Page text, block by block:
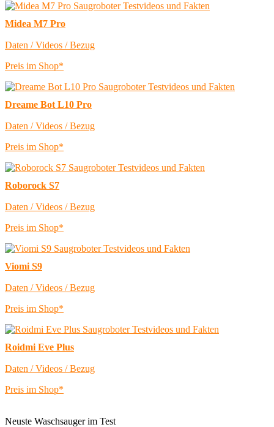
Midea M7 Pro
Daten / Videos / Bezug
Preis im Shop*
Dreame Bot L10 Pro
Daten / Videos / Bezug
Preis im Shop*
Roborock S7
Daten / Videos / Bezug
Preis im Shop*
Viomi S9
Daten / Videos / Bezug
Preis im Shop*
Roidmi Eve Plus
Daten / Videos / Bezug
Preis im Shop*
Neuste Waschsauger im Test